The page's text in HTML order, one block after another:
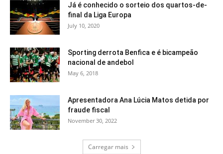
Já é conhecido o sorteio dos quartos-de-
final da Liga Europa
July 10, 2020
Sporting derrota Benfica e é bicampeão
nacional de andebol
May 6, 2018
Apresentadora Ana Lúcia Matos detida por
fraude fiscal
November 30, 2022
Carregar mais